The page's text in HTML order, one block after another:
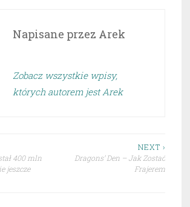
Napisane przez Arek
Zobacz wszystkie wpisy,
których autorem jest Arek
400 mln
jeszcze
NEXT ›
Dragons’ Den – Jak Zostać
Frajerem